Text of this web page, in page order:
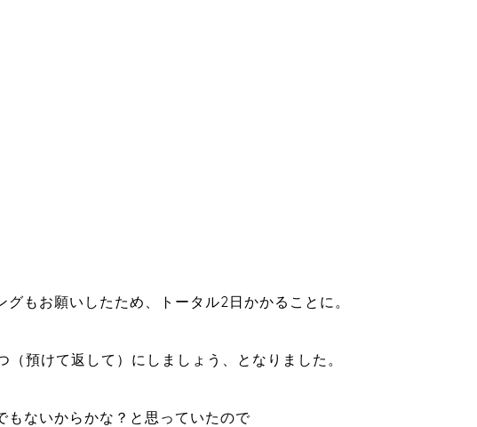
もお願いしたため、トータル2日かかることに。
（預けて返して）にしましょう、となりました。
もないからかな？と思っていたので